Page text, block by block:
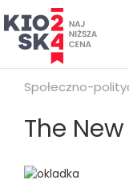
Społeczno-
The